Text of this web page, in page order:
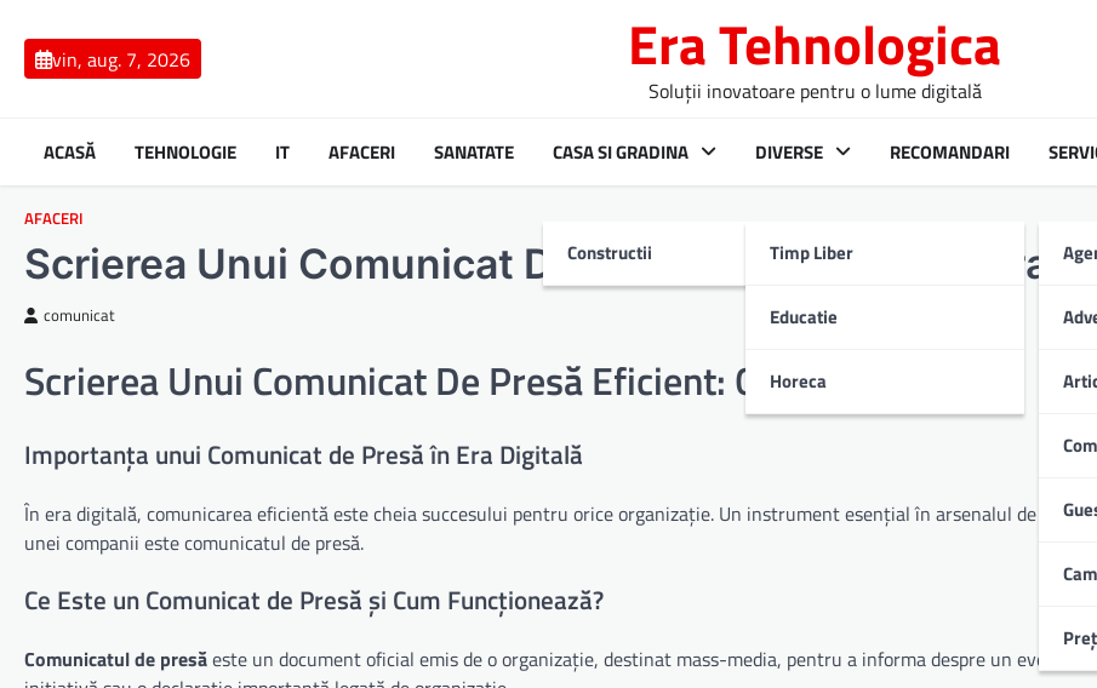
contentvin, aug. 7, 2026 Era Tehnologica
Soluții inovatoare pentru o lume digitală
ACASĂ TEHNOLOGIE IT AFACERI SANATATE CASA SI GRADINA
Constructii
DIVERSE
Timp Liber
Educatie
Horeca
RECOMANDARI
AFACERI
Scrierea Unui Comunicat De Presă Eficient: Ghid
comunicat
Scrierea Unui Comunicat De Presă Eficient: Ghid Practic
Importanța unui Comunicat de Presă în Era Digitală
În era digitală, comunicarea eficientă este cheia succesului pentru orice organizație. Un instrument esențial în arsenalul de
unei companii este comunicatul de presă.
Ce Este un Comunicat de Presă și Cum Funcționează?
Comunicatul de presăeste un document oficial emis de o organizație, destinat mass-media, pentru a informa despre un